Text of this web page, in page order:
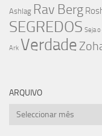
Ashlag Rav Berg
SEGREDOS Seja
Ark Verdade
ARQUIVO
Arquivo